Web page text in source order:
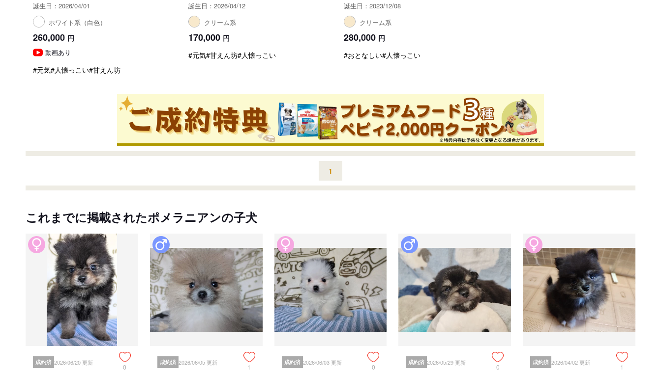
誕生日：2026/04/01
ホワイト系（白色）
260,000 円
動画あり
#元気#人懐っこい#甘えん坊
誕生日：2026/04/12
クリーム系
170,000 円
#元気#甘えん坊#人懐っこい
誕生日：2023/12/08
クリーム系
280,000 円
#おとなしい#人懐っこい
1
これまでに掲載されたポメラニアンの子犬
成約済 2026/06/20 更新
0
成約済 2026/06/05 更新
1
成約済 2026/06/03 更新
0
成約済 2026/05/29 更新
0
成約済 2026/04/02 更新
1